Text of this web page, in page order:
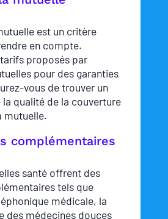
est un critère
en compte.
proposés par
pour des garanties
vous de trouver un
qualité de la couverture
mutuelle.
complémentaires
santé offrent des
tels que
médicale, la
des médecines douces